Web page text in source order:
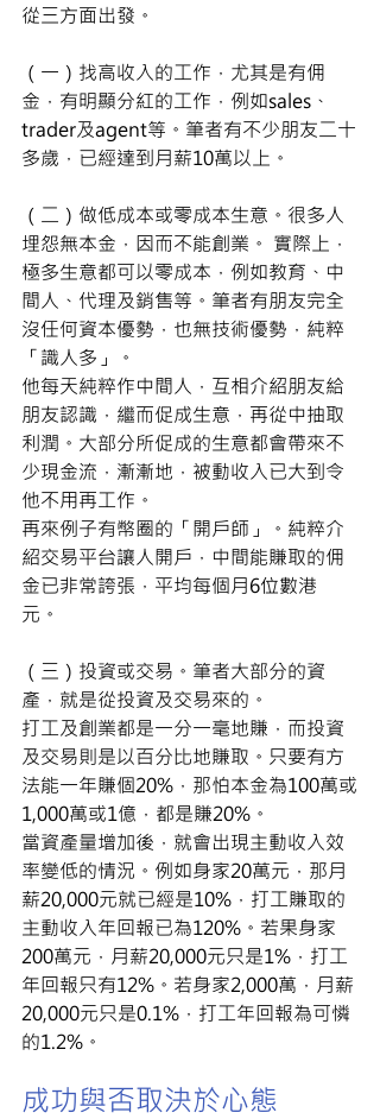
從三方面出發。
（一）找高收入的工作，尤其是有佣
金，有明顯分紅的工作，例如sales、
trader及agent等。筆者有不少朋友二十
多歲，已經達到月薪10萬以上。
（二）做低成本或零成本生意。很多人
埋怨無本金，因而不能創業。 實際上，
極多生意都可以零成本，例如教育、中
間人、代理及銷售等。筆者有朋友完全
沒任何資本優勢，也無技術優勢，純粹
「識人多」。
他每天純粹作中間人，互相介紹朋友給
朋友認識，繼而促成生意，再從中抽取
利潤。大部分所促成的生意都會帶來不
少現金流，漸漸地，被動收入已大到令
他不用再工作。
再來例子有幣圈的「開戶師」。純粹介
紹交易平台讓人開戶，中間能賺取的佣
金已非常誇張，平均每個月6位數港
元。
（三）投資或交易。筆者大部分的資
產，就是從投資及交易來的。
打工及創業都是一分一毫地賺，而投資
及交易則是以百分比地賺取。只要有方
法能一年賺個20%，那怕本金為100萬或
1,000萬或1億，都是賺20%。
當資產量增加後，就會出現主動收入效
率變低的情況。例如身家20萬元，那月
薪20,000元就已經是10%，打工賺取的
主動收入年回報已為120%。若果身家
200萬元，月薪20,000元只是1%，打工
年回報只有12%。若身家2,000萬，月薪
20,000元只是0.1%，打工年回報為可憐
的1.2%。
成功與否取決於心態